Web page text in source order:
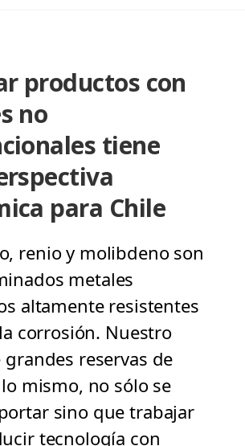
productos con
no
tiene
para Chile
renio y molibdeno son
metales
altamente resistentes
corrosión. Nuestro
reservas de
mismo, no sólo se
sino que trabajar
tecnología con